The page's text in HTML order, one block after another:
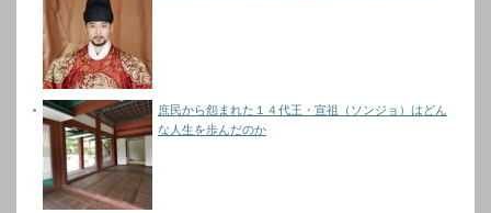
庶民から怨まれた１４代王・宣祖（ソンジョ）はどん
な人生を歩んだのか